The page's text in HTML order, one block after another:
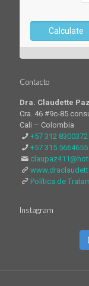
Calculate
Contacto
Dra. Claudette
Cra. 46 #9c-85
Cali – Colombia
+57 312 8300372
+57 315 5664655
Política de
Instagram